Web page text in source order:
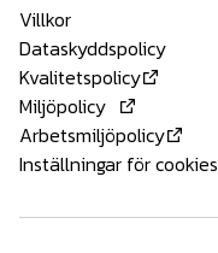
Villkor
Dataskyddspolicy
Kvalitetspolicy
Miljöpolicy
Arbetsmiljöpolicy
Inställningar för cookies